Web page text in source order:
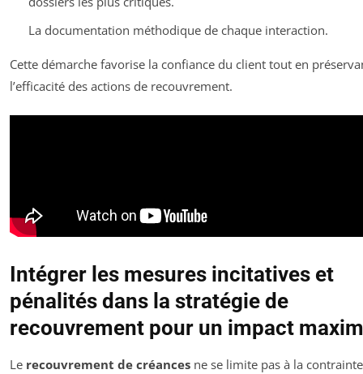
La documentation méthodique de chaque interaction.
Cette démarche favorise la confiance du client tout en
l’efficacité des actions de recouvrement.
Intégrer les mesures incitatives et
pénalités dans la stratégie de
recouvrement pour un impact
Le recouvrement de créances ne se limite pas à la